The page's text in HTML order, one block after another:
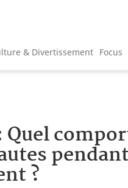
& Divertissement Focus
Quel
?